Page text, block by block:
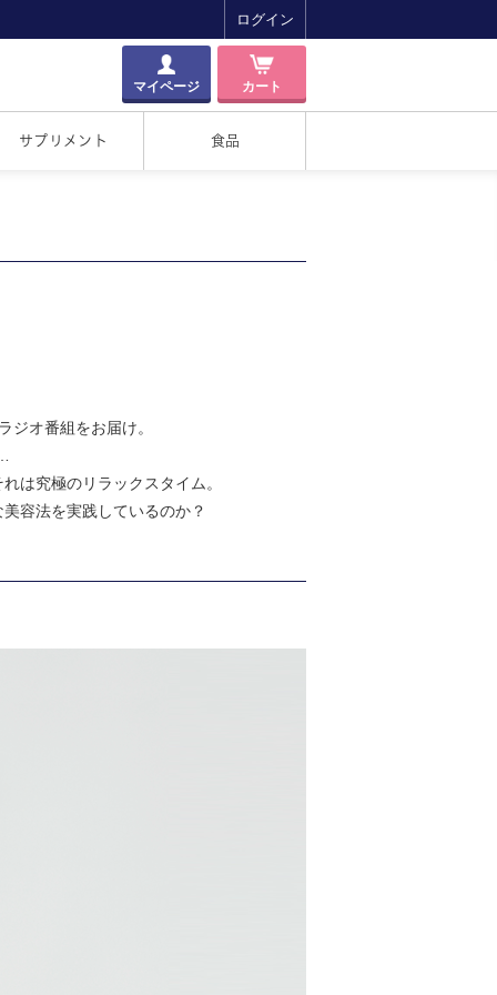
ログイン
マイページ カート
サプリメント 食品
ジオ番組をお届け。
は究極のリラックスタイム。
容法を実践しているのか？